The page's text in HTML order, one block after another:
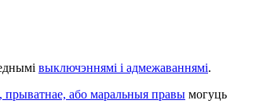
выключэннямі і адмежаваннямі.
прыватнае, або маральныя правы могуць